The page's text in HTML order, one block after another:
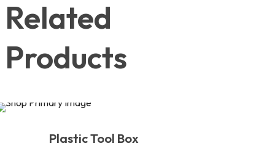
Related
Products
Plastic Tool Box